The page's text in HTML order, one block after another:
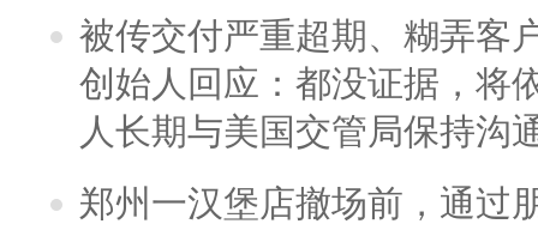
被传交付严重超期、糊弄客
创始人回应：都没证据，将
人长期与美国交管局保持沟
郑州一汉堡店撤场前，通过